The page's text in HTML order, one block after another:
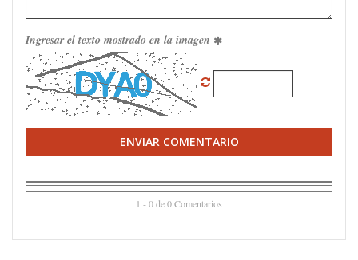
Ingresar el texto mostrado en la imagen
ENVIAR COMENTARIO
1 - 0 de 0 Comentarios